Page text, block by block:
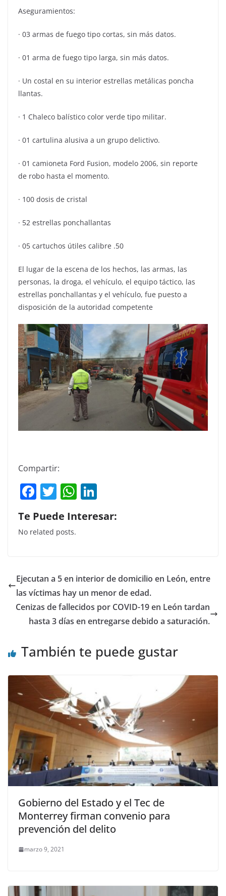
Aseguramientos:
· 03 armas de fuego tipo cortas, sin más datos.
· 01 arma de fuego tipo larga, sin más datos.
· Un costal en su interior estrellas metálicas poncha
llantas.
· 1 Chaleco balístico color verde tipo militar.
· 01 cartulina alusiva a un grupo delictivo.
· 01 camioneta Ford Fusion, modelo 2006, sin reporte
de robo hasta el momento.
· 100 dosis de cristal
· 52 estrellas ponchallantas
· 05 cartuchos útiles calibre .50
El lugar de la escena de los hechos, las armas, las
personas, la droga, el vehículo, el equipo táctico, las
estrellas ponchallantas y el vehículo, fue puesto a
disposición de la autoridad competente
Compartir:
F
a
c
e
o
o
k
T
w
itt
er
W
h
at
p
p
k
n
Te Puede Interesar:
No related posts.
Ejecutan a 5 en interior de domicilio en León, entre
las víctimas hay un menor de edad.
Cenizas de fallecidos por COVID-19 en León tardan
hasta 3 días en entregarse debido a saturación.
También te puede gustar
Gobierno del Estado y el Tec de
Monterrey firman convenio para
prevención del delito
marzo 9, 2021